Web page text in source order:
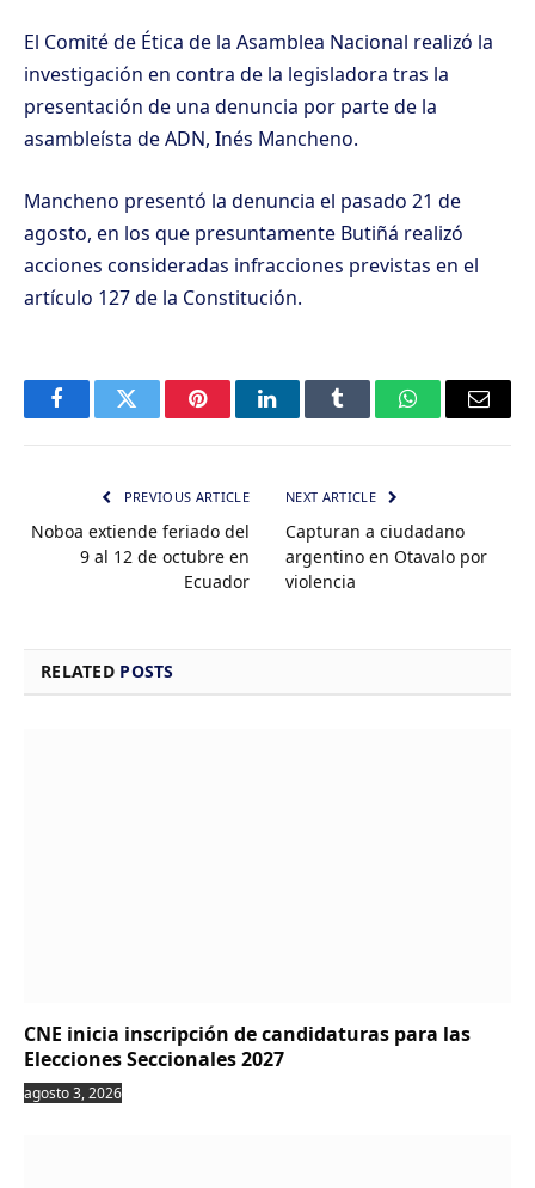
El Comité de Ética de la Asamblea Nacional realizó la
investigación en contra de la legisladora tras la
presentación de una denuncia por parte de la
asambleísta de ADN, Inés Mancheno.
Mancheno presentó la denuncia el pasado 21 de
agosto, en los que presuntamente Butiñá realizó
acciones consideradas infracciones previstas en el
artículo 127 de la Constitución.
FacebookTwitter PinterestLinkedInTumblr WhatsAppEmail
PREVIOUS ARTICLE
Noboa extiende feriado del
9 al 12 de octubre en
Ecuador
NEXT ARTICLE
Capturan a ciudadano
argentino en Otavalo por
violencia
RELATED POSTS
CNE inicia inscripción de candidaturas para las
Elecciones Seccionales 2027
agosto 3, 2026